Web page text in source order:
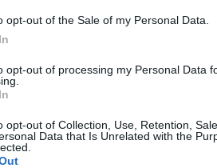
opt-out of the Sale of my Personal Data.
opt-out of processing my Personal Data
opt-out of Collection, Use, Retention,
Data that Is Unrelated with the
razlikuje prvenstveno po